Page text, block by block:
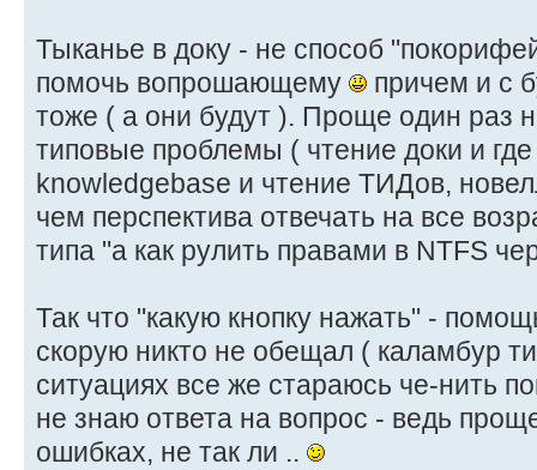
Тыканье в доку - не способ
помочь вопрошающему
причем и с
тоже ( а они будут ). Проще один раз
типовые проблемы ( чтение доки и где
knowledgebase и чтение ТИДов,
чем перспектива отвечать на все
типа "а как рулить правами в NTFS
Так что "какую кнопку нажать" -
скорую никто не обещал ( каламбур
ситуациях все же стараюсь че-нить
не знаю ответа на вопрос - ведь
ошибках, не так ли ..